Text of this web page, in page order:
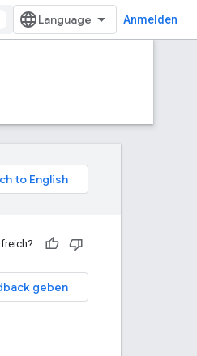
Anmelden
geben